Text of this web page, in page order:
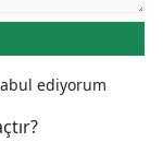
ediyorum